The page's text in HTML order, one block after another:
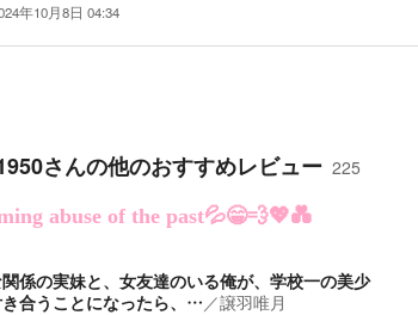
年10月8日 04:34
さんの他のおすすめレビュー 225
abuse of the past💦😁💨💖💑
係の実妹と、女友達のいる俺が、学校一の美少
合うことになったら、…／譲羽唯月